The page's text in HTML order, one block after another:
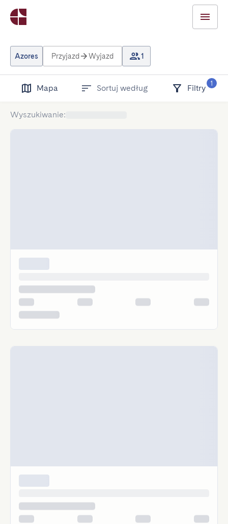
Azores Przyjazd Wyjazd 1
Mapa Sortuj według Filtry
1
Wyszukiwanie: